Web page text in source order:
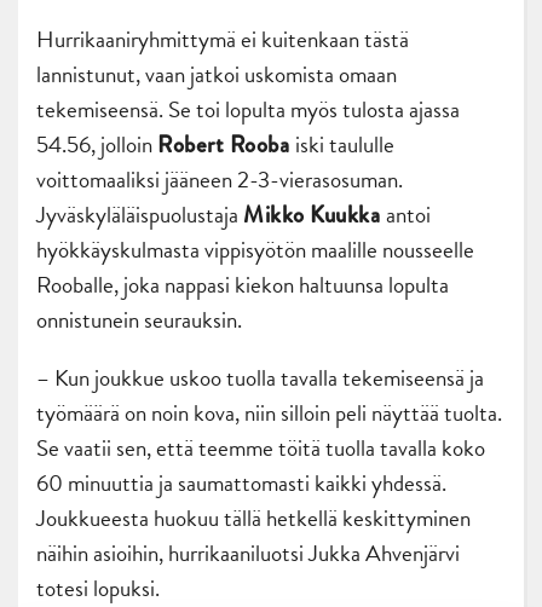
Hurrikaaniryhmittymä ei kuitenkaan tästä
lannistunut, vaan jatkoi uskomista omaan
tekemiseensä. Se toi lopulta myös tulosta ajassa
54.56, jolloinRobert Rooba iski taululle
voittomaaliksi jääneen 2-3-vierasosuman.
Jyväskyläläispuolustaja Mikko Kuukkaantoi
hyökkäyskulmasta vippisyötön maalille nousseelle
Rooballe, joka nappasi kiekon haltuunsa lopulta
onnistunein seurauksin.
– Kun joukkue uskoo tuolla tavalla tekemiseensä ja
työmäärä on noin kova, niin silloin peli näyttää tuolta.
Se vaatii sen, että teemme töitä tuolla tavalla koko
60 minuuttia ja saumattomasti kaikki yhdessä.
Joukkueesta huokuu tällä hetkellä keskittyminen
näihin asioihin, hurrikaaniluotsi Jukka Ahvenjärvi
totesi lopuksi.